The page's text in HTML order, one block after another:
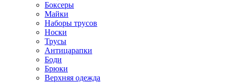
Боксеры
Майки
Наборы трусов
Носки
Трусы
Антицарапки
Боди
Брюки
Верхняя одежда